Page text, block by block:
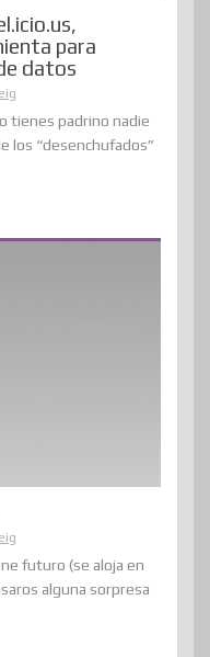
para
datos
tienes padrino nadie
los “desenchufados”
futuro (se aloja en
alguna sorpresa